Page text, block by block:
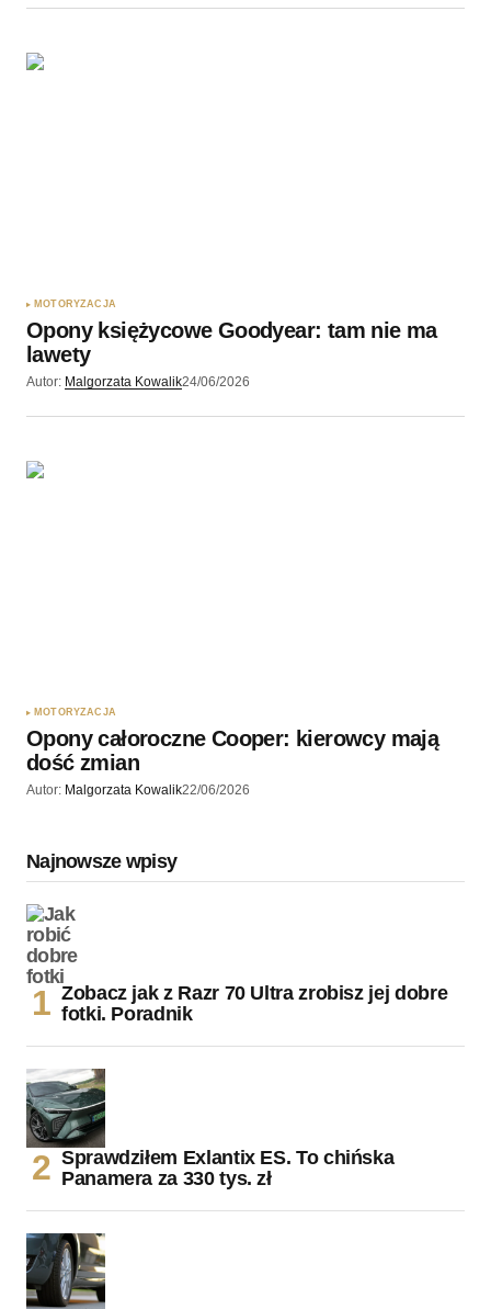
MOTORYZACJA
Opony księżycowe Goodyear: tam nie ma
lawety
Autor: Malgorzata Kowalik24/06/2026
MOTORYZACJA
Opony całoroczne Cooper: kierowcy mają
dość zmian
Autor: Malgorzata Kowalik22/06/2026
Najnowsze wpisy
Zobacz jak z Razr 70 Ultra zrobisz jej dobre
fotki. Poradnik
Sprawdziłem Exlantix ES. To chińska
Panamera za 330 tys. zł